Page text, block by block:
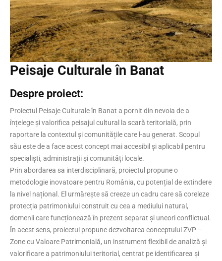
Peisaje Culturale în Banat
Despre proiect:
Proiectul Peisaje Culturale în Banat a pornit din nevoia de a
înțelege și valorifica peisajul cultural la scară teritorială, prin
raportare la contextul și comunitățile care l-au generat. Scopul
său este de a face acest concept mai accesibil și aplicabil pentru
specialiști, administrații și comunități locale.
Prin abordarea sa interdisciplinară, proiectul propune o
metodologie inovatoare pentru România, cu potențial de extindere
la nivel național. El urmărește să creeze un cadru care să coreleze
protecția patrimoniului construit cu cea a mediului natural,
domenii care funcționează în prezent separat și uneori conflictual.
În acest sens, proiectul propune dezvoltarea conceptului ZVP –
Zone cu Valoare Patrimonială, un instrument flexibil de analiză și
valorificare a patrimoniului teritorial, centrat pe identificarea și